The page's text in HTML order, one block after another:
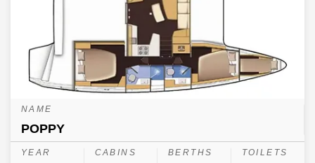
NAME
POPPY
YEAR CABINS BERTHS TOILETS